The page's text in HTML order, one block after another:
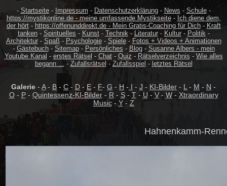
- Startseite- Impressum - Datenschutzerklärung- News - Schule-
https://mystikonline.de - meine umfassende Mystikseite- Ich diene dem,
der hört- https://offenunddirekt.de - Mein Gratis-Coaching für Dich- Kraft
tanken- Spirituelles - Kunst- Technik- Literatur- Kultur- Politik-
Architektur- Spaß- Psychologie- Spiele- Fotos + Videos + Animationen
- Gästebuch- Sitemap- Persönliches - Blog- Susanne Albers - mein
Youtube Kanal - erstes Rätsel - Chat- Quiz - Rätselverzeichnis - Wie alles
begann ... - Zufallsrätsel - Zufallsspiel - letztes Rätsel
Galerie - A- B - C - D - E - F- G - H - I - J - KI-Bilder - L - M - N -
O- P- Quintessenz-KI-Bilder- R - S- T- U - V- W- Xtraordinary
Music- Y- Z
Hahnenkamm-